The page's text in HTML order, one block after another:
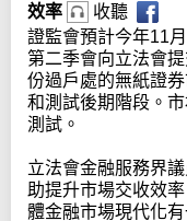
效率
收聽
證監會預計今年11
第二季會向立法會
份過戶處的無紙證
和測試後期階段。
測試。
立法會金融服務界
助提升市場交收效
體金融市場現代化